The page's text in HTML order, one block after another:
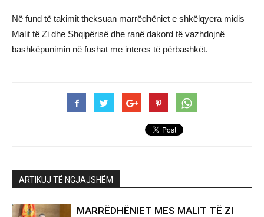
Në fund të takimit theksuan marrëdhëniet e shkëlqyera midis
Malit të Zi dhe Shqipërisë dhe ranë dakord të vazhdojnë
bashkëpunimin në fushat me interes të përbashkët.
ARTIKUJ TË NGJAJSHËM
MARRËDHËNIET MES MALIT TË ZI